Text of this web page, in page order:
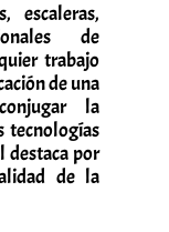
escaleras,
de
trabajo
de una
la
tecnologías
destaca por
de la